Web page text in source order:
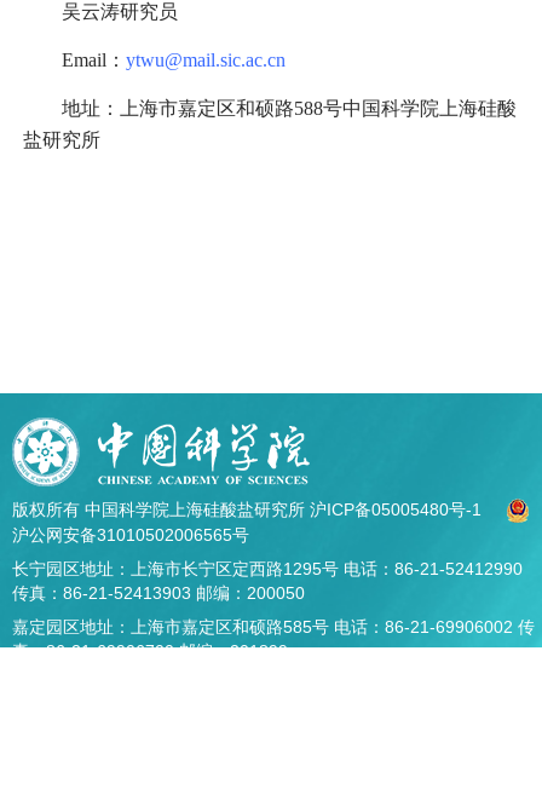
吴云涛研究员
Email ： ytwu@mail.sic.ac.cn
地址：上海市嘉定区和硕路588号中国科学院上海硅酸
盐研究所
版权所有 中国科学院上海硅酸盐研究所 沪ICP备05005480号-1
沪公网安备31010502006565号
长宁园区地址：上海市长宁区定西路1295号 电话：86-21-52412990
传真：86-21-52413903 邮编：200050
嘉定园区地址：上海市嘉定区和硕路585号 电话：86-21-69906002 传
真：86-21-69906700 邮编：201899